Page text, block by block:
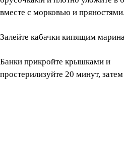
вместе с морковью и пряностями.
Залейте кабачки кипящим
Банки прикройте крышками и
простерилизуйте 20 минут, затем